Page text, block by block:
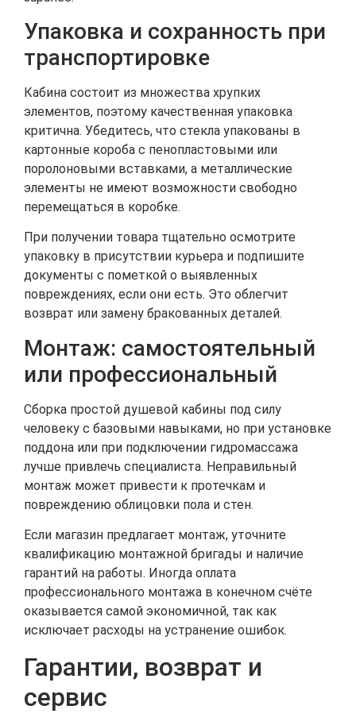
Упаковка и сохранность при
транспортировке
Кабина состоит из множества хрупких
элементов, поэтому качественная упаковка
критична. Убедитесь, что стекла упакованы в
картонные короба с пенопластовыми или
поролоновыми вставками, а металлические
элементы не имеют возможности свободно
перемещаться в коробке.
При получении товара тщательно осмотрите
упаковку в присутствии курьера и подпишите
документы с пометкой о выявленных
повреждениях, если они есть. Это облегчит
возврат или замену бракованных деталей.
Монтаж: самостоятельный
или профессиональный
Сборка простой душевой кабины под силу
человеку с базовыми навыками, но при установке
поддона или при подключении гидромассажа
лучше привлечь специалиста. Неправильный
монтаж может привести к протечкам и
повреждению облицовки пола и стен.
Если магазин предлагает монтаж, уточните
квалификацию монтажной бригады и наличие
гарантий на работы. Иногда оплата
профессионального монтажа в конечном счёте
оказывается самой экономичной, так как
исключает расходы на устранение ошибок.
Гарантии, возврат и
сервис